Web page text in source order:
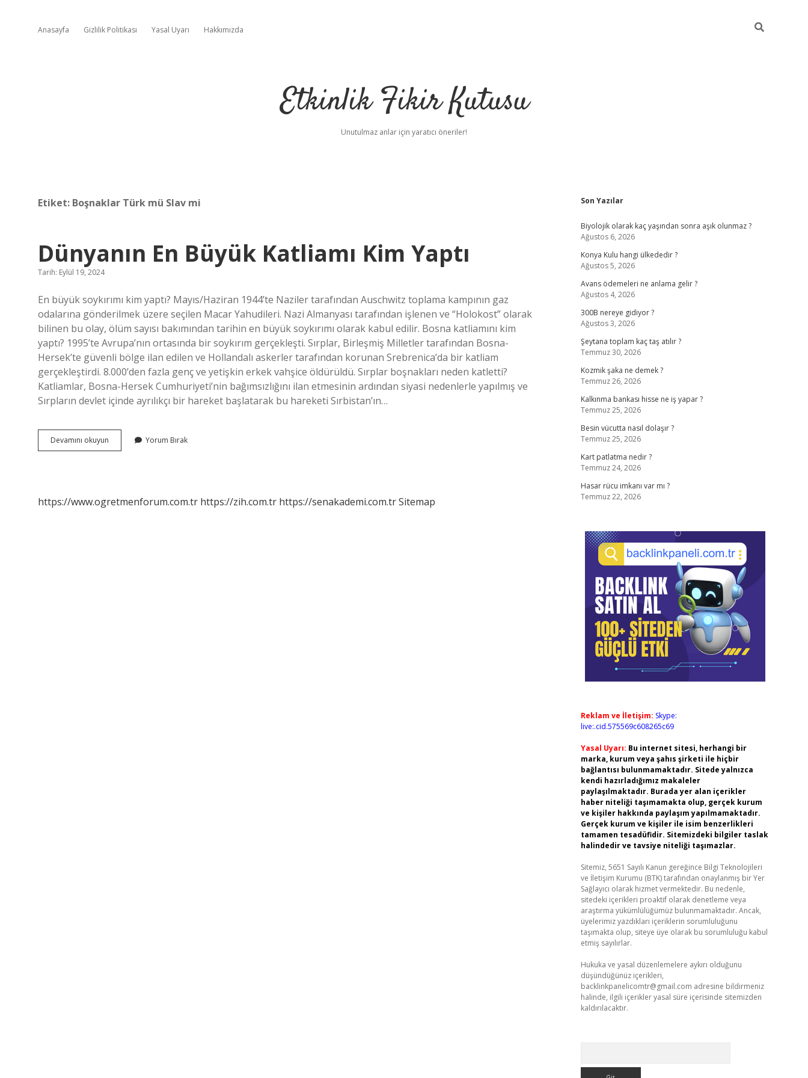
Anasayfa Gizlilik Politikası Yasal Uyarı Hakkımızda
Etkinlik Fikir Kutusu
Unutulmaz anlar için yaratıcı öneriler!
Etiket: Boşnaklar Türk mü Slav mi
Dünyanın En Büyük Katliamı Kim Yaptı
Tarih: Eylül 19, 2024
En büyük soykırımı kim yaptı? Mayıs/Haziran 1944’te Naziler tarafından Auschwitz toplama kampının gaz
odalarına gönderilmek üzere seçilen Macar Yahudileri. Nazi Almanyası tarafından işlenen ve “Holokost” olarak
bilinen bu olay, ölüm sayısı bakımından tarihin en büyük soykırımı olarak kabul edilir. Bosna katliamını kim
yaptı? 1995’te Avrupa’nın ortasında bir soykırım gerçekleşti. Sırplar, Birleşmiş Milletler tarafından Bosna-
Hersek’te güvenli bölge ilan edilen ve Hollandalı askerler tarafından korunan Srebrenica’da bir katliam
gerçekleştirdi. 8.000’den fazla genç ve yetişkin erkek vahşice öldürüldü. Sırplar boşnakları neden katletti?
Katliamlar, Bosna-Hersek Cumhuriyeti’nin bağımsızlığını ilan etmesinin ardından siyasi nedenlerle yapılmış ve
Sırpların devlet içinde ayrılıkçı bir hareket başlatarak bu hareketi Sırbistan’ın…
Devamını okuyun Dünyanın
En
Yorum Bırak
https://www.ogretmenforum.com.tr https://zih.com.tr https://senakademi.com.trSitemap
Sidebar
Son Yazılar
Biyolojik olarak kaç yaşından sonra aşık olunmaz ?
Ağustos 6, 2026
Konya Kulu hangi ülkededir ?
Ağustos 5, 2026
Avans ödemeleri ne anlama gelir ?
Ağustos 4, 2026
300B nereye gidiyor ?
Ağustos 3, 2026
Şeytana toplam kaç taş atılır ?
Temmuz 30, 2026
Kozmik şaka ne demek ?
Temmuz 26, 2026
Kalkınma bankası hisse ne iş yapar ?
Temmuz 25, 2026
Besin vücutta nasıl dolaşır ?
Temmuz 25, 2026
Kart patlatma nedir ?
Temmuz 24, 2026
Hasar rücu imkanı var mı ?
Temmuz 22, 2026
Reklam ve İletişim: Skype:
live:.cid.575569c608265c69
Yasal Uyarı: Bu internet sitesi, herhangi bir
marka, kurum veya şahıs şirketi ile hiçbir
bağlantısı bulunmamaktadır. Sitede yalnızca
kendi hazırladığımız makaleler
paylaşılmaktadır. Burada yer alan içerikler
haber niteliği taşımamakta olup, gerçek kurum
ve kişiler hakkında paylaşım yapılmamaktadır.
Gerçek kurum ve kişiler ile isim benzerlikleri
tamamen tesadüfidir. Sitemizdeki bilgiler taslak
halindedir ve tavsiye niteliği taşımazlar.
Sitemiz, 5651 Sayılı Kanun gereğince Bilgi Teknolojileri
ve İletişim Kurumu (BTK) tarafından onaylanmış bir Yer
Sağlayıcı olarak hizmet vermektedir. Bu nedenle,
sitedeki içerikleri proaktif olarak denetleme veya
araştırma yükümlülüğümüz bulunmamaktadır. Ancak,
üyelerimiz yazdıkları içeriklerin sorumluluğunu
taşımakta olup, siteye üye olarak bu sorumluluğu kabul
etmiş sayılırlar.
Hukuka ve yasal düzenlemelere aykırı olduğunu
düşündüğünüz içerikleri,
backlinkpanelicomtr@gmail.com adresine bildirmeniz
halinde, ilgili içerikler yasal süre içerisinde sitemizden
kaldırılacaktır.